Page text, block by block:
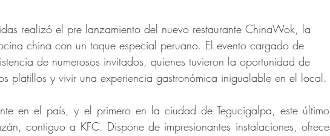
realizó el pre lanzamiento del nuevo restaurante ChinaWok, la
china con un toque especial peruano. El evento cargado de
de numerosos invitados, quienes tuvieron la oportunidad de
platillos y vivir una experiencia gastronómica inigualable en el local.
en el país, y el primero en la ciudad de Tegucigalpa, este último
contiguo a KFC. Dispone de impresionantes instalaciones, ofrece